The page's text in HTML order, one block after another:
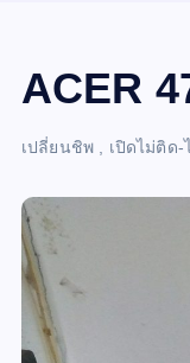
ACER
เปลี่ยนชิพ เปิดไม่ติด-